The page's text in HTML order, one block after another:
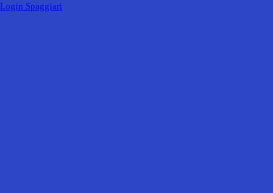
Login Spaggiari